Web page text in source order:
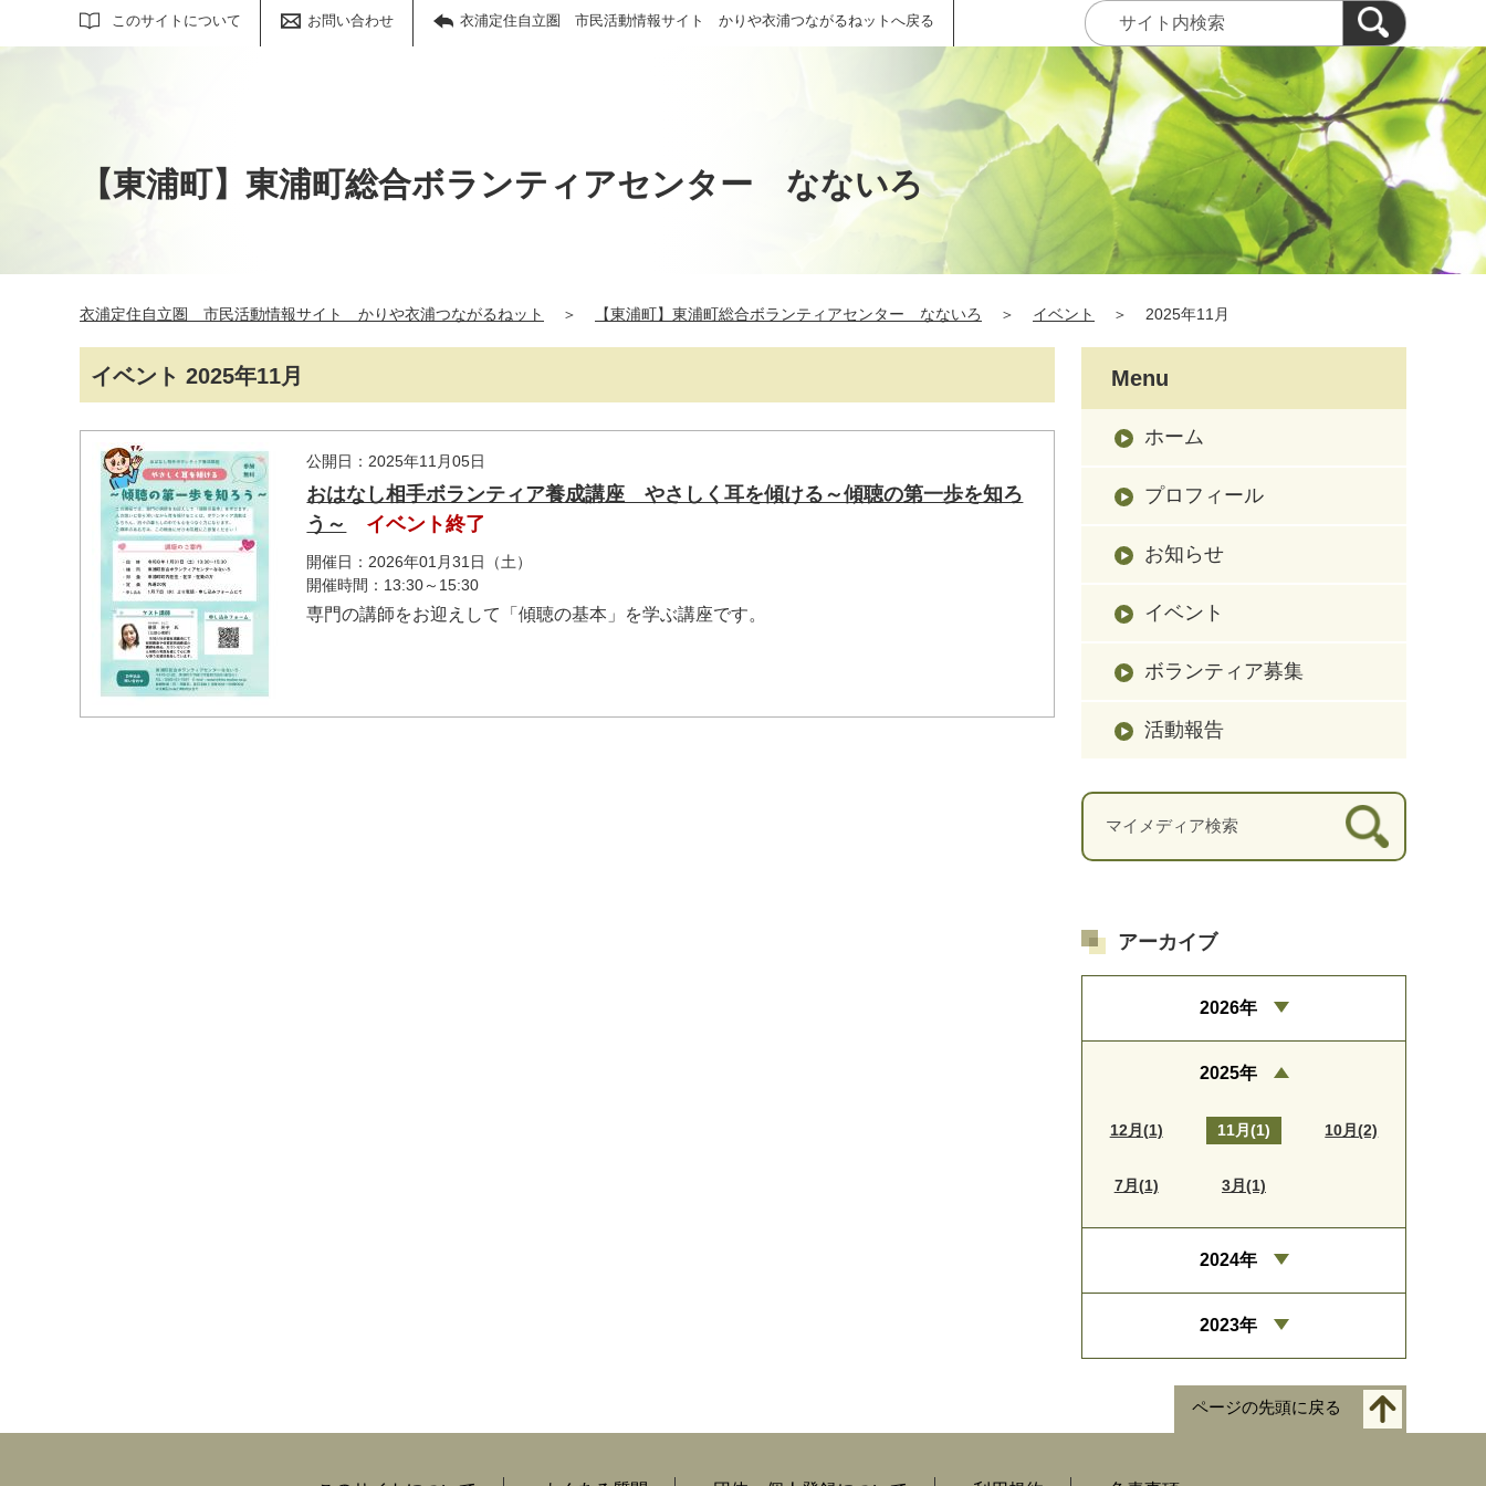
このサイトについて お問い合わせ 衣浦定住自立圏 市民活動情報サイト かりや衣浦つながるねットへ戻る
サイト内検索
【東浦町】東浦町総合ボランティアセンター なないろ
衣浦定住自立圏 市民活動情報サイト かりや衣浦つながるねット ＞ 【東浦町】東浦町総合ボランティアセンター なないろ ＞ イベント ＞ 2025年11月
イベント 2025年11月
公開日：2025年11月05日
おはなし相手ボランティア養成講座 やさしく耳を傾ける～傾聴の第一歩を知ろ
う～
イベント終了
開催日：2026年01月31日（土）
開催時間：13:30～15:30
専門の講師をお迎えして「傾聴の基本」を学ぶ講座です。
Menu
ホーム
プロフィール
お知らせ
イベント
ボランティア募集
活動報告
アーカイブ
2026年
2025年
12月(1) 11月(1) 10月(2)
7月(1) 3月(1)
2024年
2023年
ページの先頭に戻る